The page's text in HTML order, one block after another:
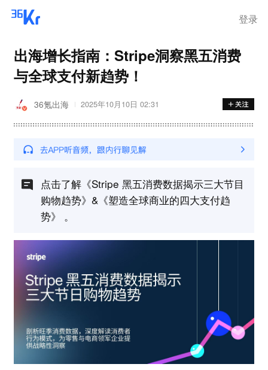
登录
出海增长指南：Stripe洞察黑五消费
与全球支付新趋势！
36氪出海 2025年10月10日 02:31
点击了解《Stripe 黑五消费数据揭示三大节目
购物趋势》&《塑造全球商业的四大支付趋
势》 。